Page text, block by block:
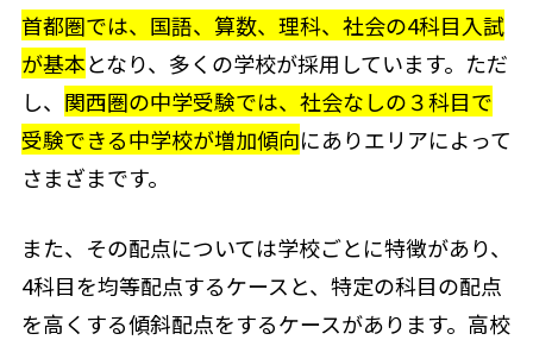
首都圏では、国語、算数、理科、社会の4科目入試
が基本となり、多くの学校が採用しています。ただ
し、 関西圏の中学受験では、社会なしの３科目で
受験できる中学校が増加傾向にありエリアによって
さまざまです。
また、その配点については学校ごとに特徴があり、
4科目を均等配点するケースと、特定の科目の配点
を高くする傾斜配点をするケースがあります。高校